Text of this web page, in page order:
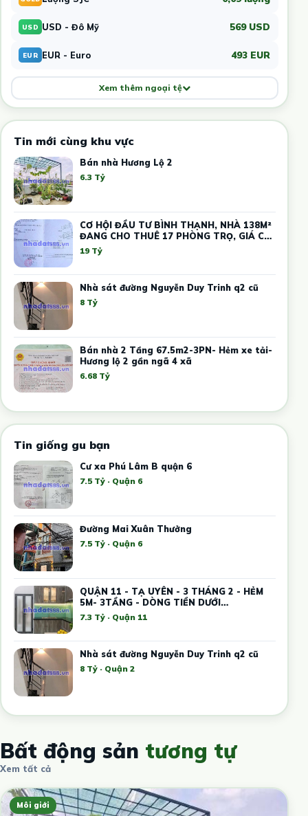
USD USD - Đô Mỹ 569 USD
EUR EUR - Euro 493 EUR
Xem thêm ngoại tệ
Tin mới cùng khu vực
Bán nhà Hương Lộ 2
6.3 Tỷ
CƠ HỘI ĐẦU TƯ BÌNH THẠNH, NHÀ 138M²
ĐANG CHO THUÊ 17 PHÒNG TRỌ, GIÁ CHỈ
19 TỶ
19 Tỷ
Nhà sát đường Nguyễn Duy Trinh q2 cũ
8 Tỷ
Bán nhà 2 Tầng 67.5m2-3PN- Hẻm xe tải-
Hương lộ 2 gần ngã 4 xã
6.68 Tỷ
Tin giống gu bạn
Cư xa Phú Lâm B quận 6
7.5 Tỷ · Quận 6
Đường Mai Xuân Thưởng
7.5 Tỷ · Quận 6
QUẬN 11 - TẠ UYÊN - 3 THÁNG 2 - HẺM
5M- 3TẦNG - DÒNG TIỀN DƯỚI
20TR/THÁNG -
7.3 Tỷ · Quận 11
Nhà sát đường Nguyễn Duy Trinh q2 cũ
8 Tỷ · Quận 2
Bất động sản tương tự
Xem tất cả
Môi giới